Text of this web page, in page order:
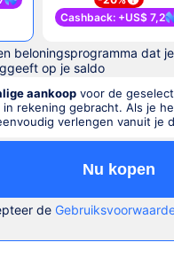
Cashback: +US$ 7,2
beloningsprogramma dat
op je saldo
aankoop voor de
rekening gebracht. Als je
verlengen vanuit je
Nu kopen
de